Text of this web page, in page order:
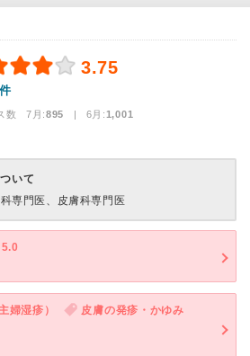
3.75
数 7月:895 | 6月:1,001
いて
専門医、皮膚科専門医
5.0
婦湿疹）
皮膚の発疹・かゆみ